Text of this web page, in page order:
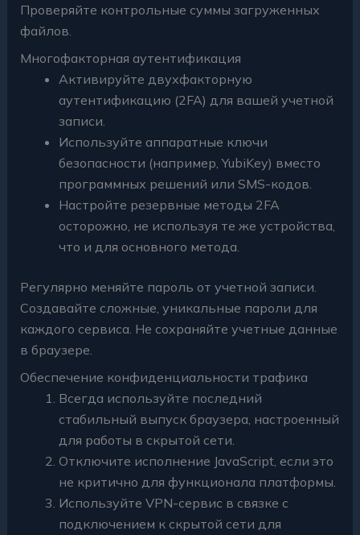
Проверяйте контрольные суммы загруженных
файлов.
Многофакторная аутентификация
Активируйте двухфакторную
аутентификацию (2FA) для вашей учетной
записи.
Используйте аппаратные ключи
безопасности (например, YubiKey) вместо
программных решений или SMS-кодов.
Настройте резервные методы 2FA
осторожно, не используя те же устройства,
что и для основного метода.
Регулярно меняйте пароль от учетной записи.
Создавайте сложные, уникальные пароли для
каждого сервиса. Не сохраняйте учетные данные
в браузере.
Обеспечение конфиденциальности трафика
Всегда используйте последний
стабильный выпуск браузера, настроенный
для работы в скрытой сети.
Отключите исполнение JavaScript, если это
не критично для функционала платформы.
Используйте VPN-сервис в связке с
подключением к скрытой сети для